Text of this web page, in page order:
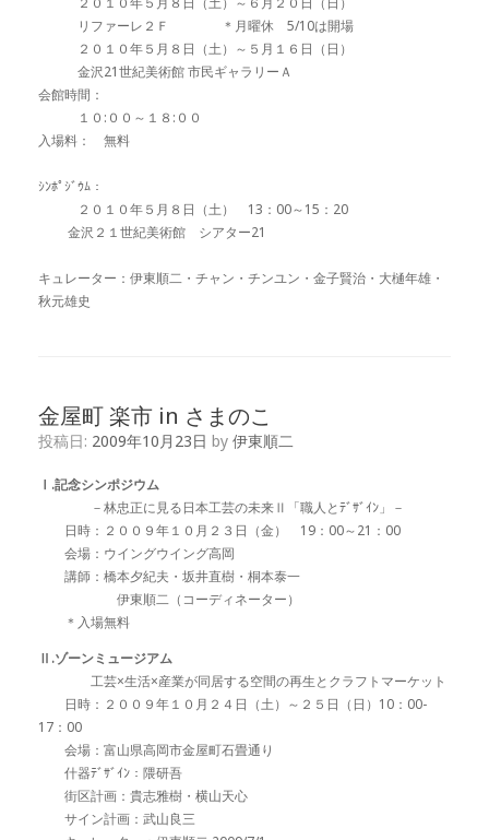
リファーレ２Ｆ ＊月曜休 5/10は開場
２０１０年５月８日（土）～５月１６日（日）
金沢21世紀美術館 市民ギャラリーＡ
会館時間：
１０:００～１８:００
入場料： 無料
ｼﾝﾎﾟｼﾞｳﾑ：
２０１０年５月８日（土） 13：00～15：20
金沢２１世紀美術館 シアター21
キュレーター：伊東順二・チャン・チンユン・金子賢治・大樋年雄・
秋元雄史
金屋町 楽市 in さまのこ
投稿日: 2009年10月23日 by 伊東順二
Ⅰ.記念シンポジウム
－林忠正に見る日本工芸の未来Ⅱ「職人とﾃﾞｻﾞｲﾝ」－
日時：２００９年１０月２３日（金） 19：00～21：00
会場：ウイングウイング高岡
講師：橋本夕紀夫・坂井直樹・桐本泰一
伊東順二（コーディネーター）
＊入場無料
Ⅱ.ゾーンミュージアム
工芸×生活×産業が同居する空間の再生とクラフトマーケット
日時：２００９年１０月２４日（土）～２５日（日）10：00-
17：00
会場：富山県高岡市金屋町石畳通り
什器ﾃﾞｻﾞｲﾝ：隈研吾
街区計画：貴志雅樹・横山天心
サイン計画：武山良三